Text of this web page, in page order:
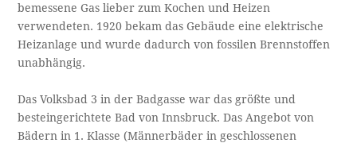
bemessene Gas lieber zum Kochen und Heizen
verwendeten. 1920 bekam das Gebäude eine elektrische
Heizanlage und wurde dadurch von fossilen Brennstoffen
unabhängig.
Das Volksbad 3 in der Badgasse war das größte und
besteingerichtete Bad von Innsbruck. Das Angebot von
Bädern in 1. Klasse (Männerbäder in geschlossenen